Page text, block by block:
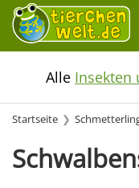
Alle Insekten
Startseite